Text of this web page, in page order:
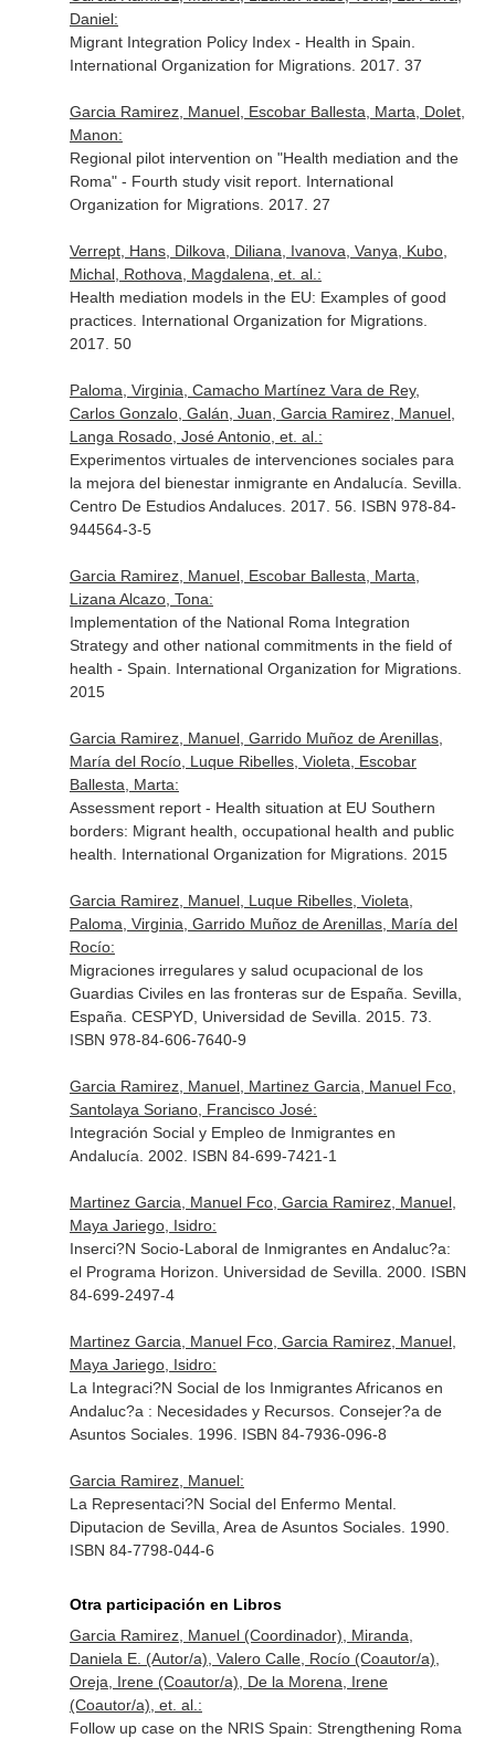
Daniel:
Migrant Integration Policy Index - Health in Spain.
International Organization for Migrations. 2017. 37
Garcia Ramirez, Manuel, Escobar Ballesta, Marta, Dolet,
Manon:
Regional pilot intervention on "Health mediation and the
Roma" - Fourth study visit report. International
Organization for Migrations. 2017. 27
Verrept, Hans, Dilkova, Diliana, Ivanova, Vanya, Kubo,
Michal, Rothova, Magdalena, et. al.:
Health mediation models in the EU: Examples of good
practices. International Organization for Migrations.
2017. 50
Paloma, Virginia, Camacho Martínez Vara de Rey,
Carlos Gonzalo, Galán, Juan, Garcia Ramirez, Manuel,
Langa Rosado, José Antonio, et. al.:
Experimentos virtuales de intervenciones sociales para
la mejora del bienestar inmigrante en Andalucía. Sevilla.
Centro De Estudios Andaluces. 2017. 56. ISBN 978-84-
944564-3-5
Garcia Ramirez, Manuel, Escobar Ballesta, Marta,
Lizana Alcazo, Tona:
Implementation of the National Roma Integration
Strategy and other national commitments in the field of
health - Spain. International Organization for Migrations.
2015
Garcia Ramirez, Manuel, Garrido Muñoz de Arenillas,
María del Rocío, Luque Ribelles, Violeta, Escobar
Ballesta, Marta:
Assessment report - Health situation at EU Southern
borders: Migrant health, occupational health and public
health. International Organization for Migrations. 2015
Garcia Ramirez, Manuel, Luque Ribelles, Violeta,
Paloma, Virginia, Garrido Muñoz de Arenillas, María del
Rocío:
Migraciones irregulares y salud ocupacional de los
Guardias Civiles en las fronteras sur de España. Sevilla,
España. CESPYD, Universidad de Sevilla. 2015. 73.
ISBN 978-84-606-7640-9
Garcia Ramirez, Manuel, Martinez Garcia, Manuel Fco,
Santolaya Soriano, Francisco José:
Integración Social y Empleo de Inmigrantes en
Andalucía. 2002. ISBN 84-699-7421-1
Martinez Garcia, Manuel Fco, Garcia Ramirez, Manuel,
Maya Jariego, Isidro:
Inserci?N Socio-Laboral de Inmigrantes en Andaluc?a:
el Programa Horizon. Universidad de Sevilla. 2000. ISBN
84-699-2497-4
Martinez Garcia, Manuel Fco, Garcia Ramirez, Manuel,
Maya Jariego, Isidro:
La Integraci?N Social de los Inmigrantes Africanos en
Andaluc?a : Necesidades y Recursos. Consejer?a de
Asuntos Sociales. 1996. ISBN 84-7936-096-8
Garcia Ramirez, Manuel:
La Representaci?N Social del Enfermo Mental.
Diputacion de Sevilla, Area de Asuntos Sociales. 1990.
ISBN 84-7798-044-6
Otra participación en Libros
Garcia Ramirez, Manuel (Coordinador), Miranda,
Daniela E. (Autor/a), Valero Calle, Rocío (Coautor/a),
Oreja, Irene (Coautor/a), De la Morena, Irene
(Coautor/a), et. al.:
Follow up case on the NRIS Spain: Strengthening Roma